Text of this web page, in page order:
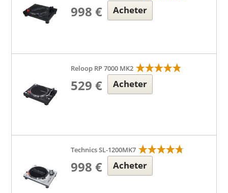
998 € Acheter
Reloop RP 7000 MK2
529 € Acheter
Technics SL-1200MK7
998 € Acheter